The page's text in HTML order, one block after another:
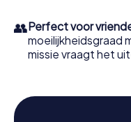
👥Perfect voor
moeilijkheidsgraad
missie vraagt het